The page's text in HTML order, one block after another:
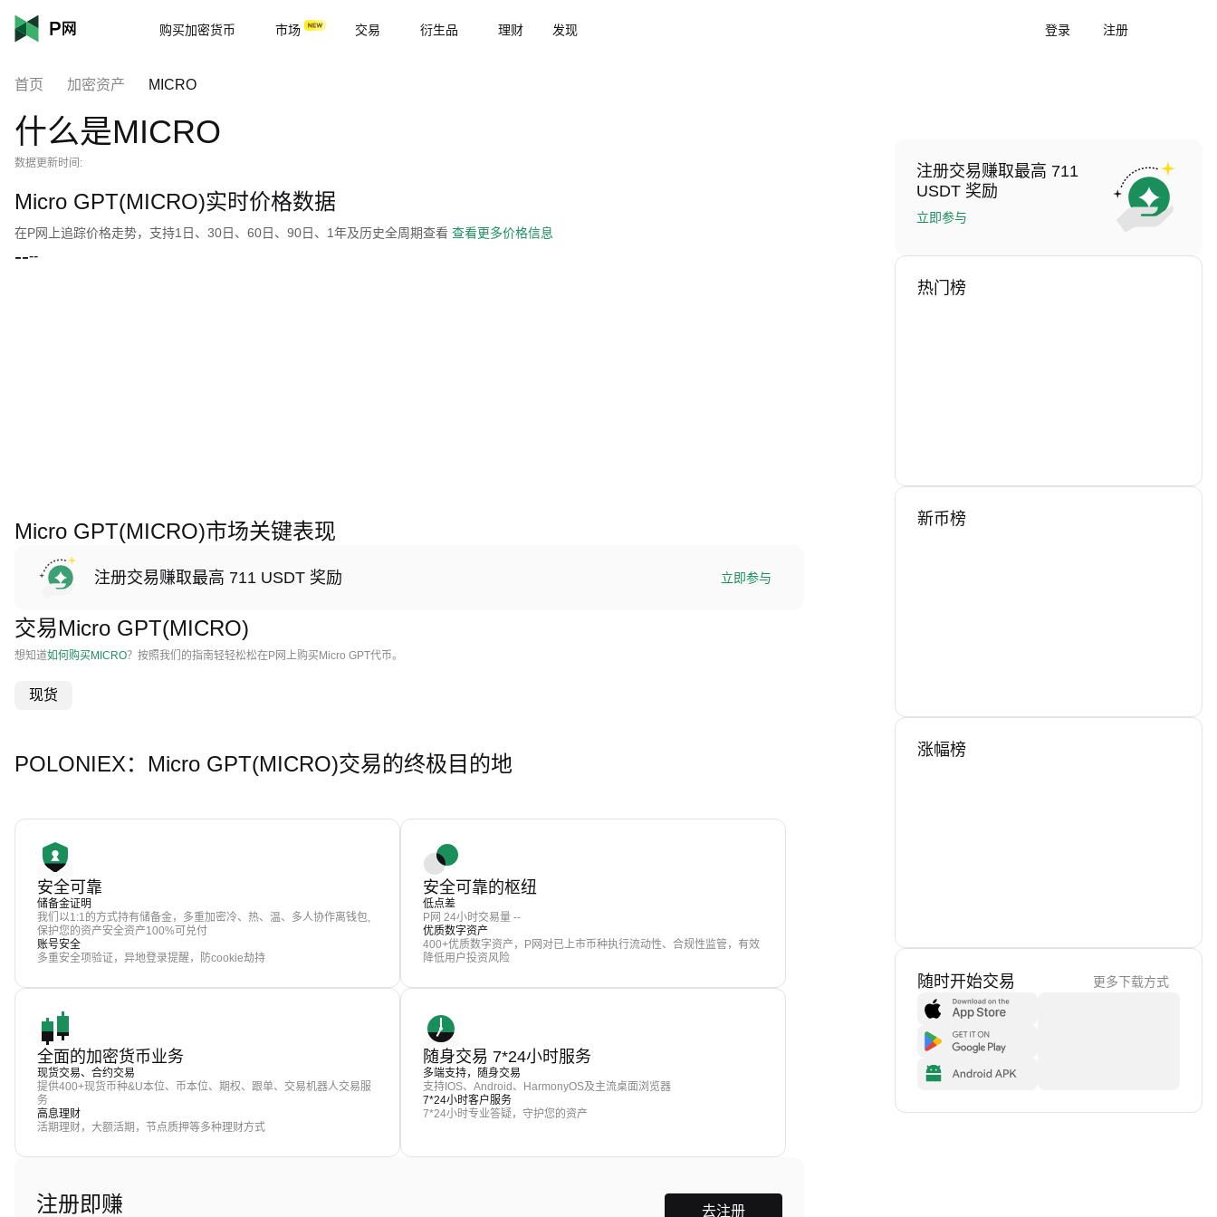
购买加密货币 市场 交易 衍生品 理财 发现 登录 注册
首页 加密资产 MICRO
什么是MICRO
数据更新时间:
Micro GPT(MICRO)实时价格数据
在P网上追踪价格走势，支持1日、30日、60日、90日、1年及历史全周期查看 查看更多价格信息
----
Micro GPT(MICRO)市场关键表现
注册交易赚取最高 711 USDT 奖励 立即参与
交易Micro GPT(MICRO)
想知道如何购买MICRO？按照我们的指南轻轻松松在P网上购买Micro GPT代币。
现货
POLONIEX：Micro GPT(MICRO)交易的终极目的地
安全可靠
储备金证明
我们以1:1的方式持有储备金，多重加密冷、热、温、多人协作离钱包,
保护您的资产安全资产100%可兑付
账号安全
多重安全项验证，异地登录提醒，防cookie劫持
安全可靠的枢纽
低点差
P网 24小时交易量 --
优质数字资产
400+优质数字资产，P网对已上市币种执行流动性、合规性监管，有效
降低用户投资风险
全面的加密货币业务
现货交易、合约交易
提供400+现货币种&U本位、币本位、期权、跟单、交易机器人交易服
务
高息理财
活期理财，大额活期，节点质押等多种理财方式
随身交易 7*24小时服务
多端支持，随身交易
支持IOS、Android、HarmonyOS及主流桌面浏览器
7*24小时客户服务
7*24小时专业答疑，守护您的资产
注册即赚 去注册
注册交易赚取最高 711
USDT 奖励
立即参与
热门榜
新币榜
涨幅榜
随时开始交易 更多下载方式